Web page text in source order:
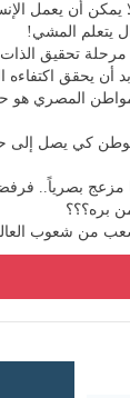
يمكن أن يعمل
يتعلم المشي!
مرحلة تحقيق
أن يحقق
المصري
كي يصل
بصرياً..
بره؟؟؟
شعب من شعوب